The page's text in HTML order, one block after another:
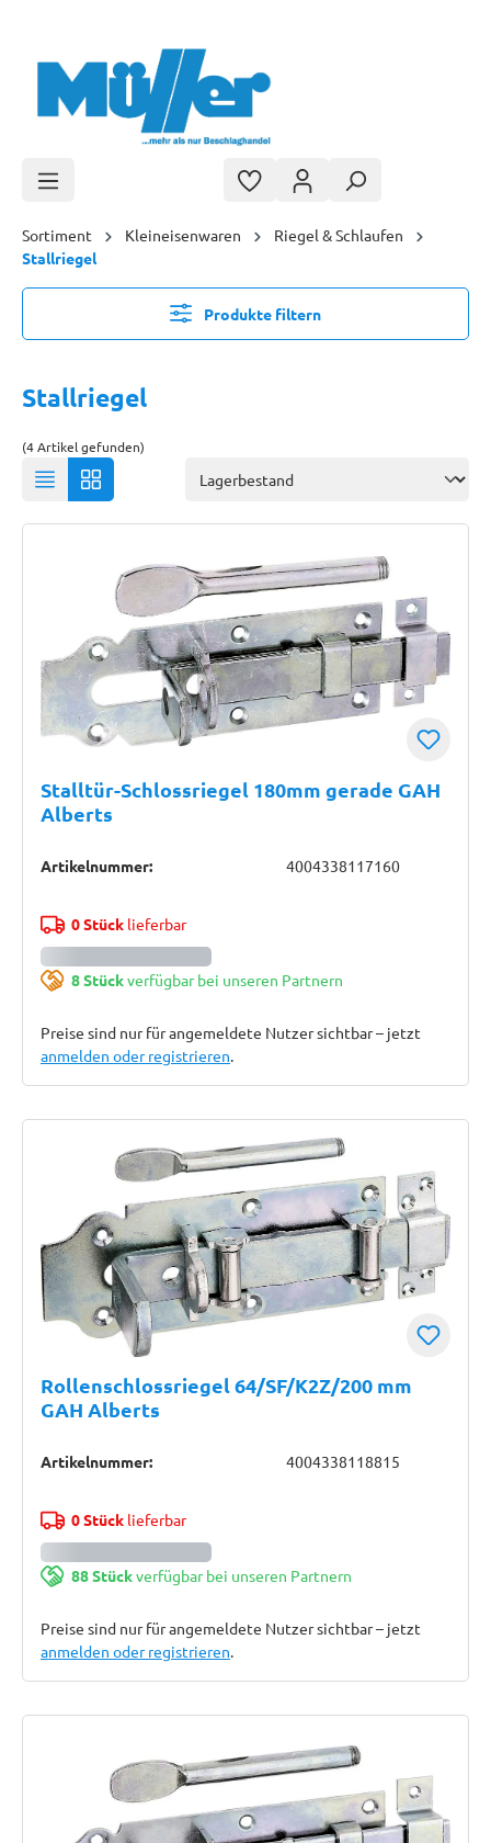
Sortiment Kleineisenwaren
Riegel & Schlaufen
Stallriegel
Produkte filtern
Stallriegel
(4 Artikel gefunden)
Stalltür-Schlossriegel 180mm gerade GAH
Alberts
Artikelnummer: 4004338117160
0 Stücklieferbar
8 Stückverfügbar bei unseren Partnern
Preise sind nur für angemeldete Nutzer sichtbar – jetzt
anmelden oder registrieren.
Rollenschlossriegel 64/SF/K2Z/200 mm
GAH Alberts
Artikelnummer: 4004338118815
0 Stücklieferbar
88 Stückverfügbar bei unseren Partnern
Preise sind nur für angemeldete Nutzer sichtbar – jetzt
anmelden oder registrieren.